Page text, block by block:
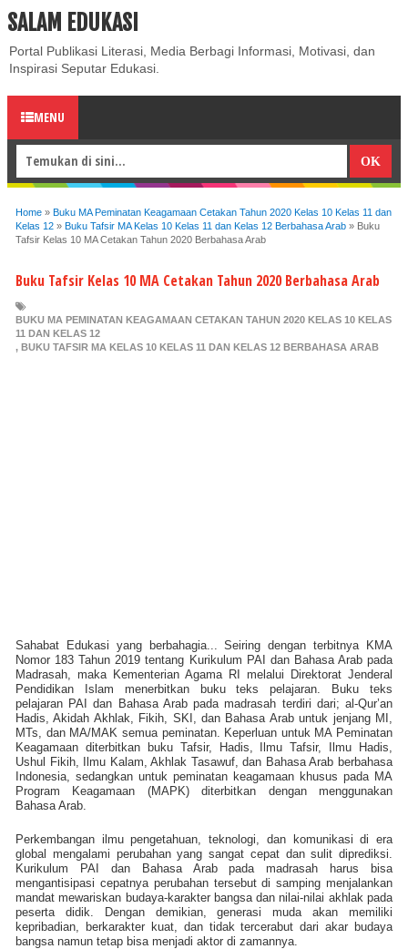
ABOUT CONTACT US
SALAM EDUKASI
Portal Publikasi Literasi, Media Berbagi Informasi, Motivasi, dan
Inspirasi Seputar Edukasi.
MENU
Home » Buku MA Peminatan Keagamaan Cetakan Tahun 2020 Kelas 10 Kelas 11 dan
Kelas 12 » Buku Tafsir MA Kelas 10 Kelas 11 dan Kelas 12 Berbahasa Arab » Buku
Tafsir Kelas 10 MA Cetakan Tahun 2020 Berbahasa Arab
Buku Tafsir Kelas 10 MA Cetakan Tahun 2020 Berbahasa Arab
BUKU MA PEMINATAN KEAGAMAAN CETAKAN TAHUN 2020 KELAS 10 KELAS
11 DAN KELAS 12
, BUKU TAFSIR MA KELAS 10 KELAS 11 DAN KELAS 12 BERBAHASA ARAB
Sahabat Edukasi yang berbahagia...
Seiring dengan terbitnya KMA
Nomor 183 Tahun 2019 tentang Kurikulum PAI dan Bahasa Arab pada
Madrasah, maka Kementerian Agama RI melalui Direktorat Jenderal
Pendidikan Islam menerbitkan buku teks pelajaran. Buku teks
pelajaran PAI dan Bahasa Arab pada madrasah terdiri dari; al-Qur’an
Hadis, Akidah Akhlak, Fikih, SKI, dan Bahasa Arab untuk jenjang MI,
MTs, dan MA/MAK semua peminatan. Keperluan untuk MA Peminatan
Keagamaan diterbitkan buku Tafsir, Hadis, Ilmu Tafsir, Ilmu Hadis,
Ushul Fikih, Ilmu Kalam, Akhlak Tasawuf, dan Bahasa Arab berbahasa
Indonesia, sedangkan untuk peminatan keagamaan khusus pada MA
Program Keagamaan (MAPK) diterbitkan dengan menggunakan
Bahasa Arab.
Perkembangan ilmu pengetahuan, teknologi, dan komunikasi di era
global mengalami perubahan yang sangat cepat dan sulit diprediksi.
Kurikulum PAI dan Bahasa Arab pada madrasah harus bisa
mengantisipasi cepatnya perubahan tersebut di samping menjalankan
mandat mewariskan budaya-karakter bangsa dan nilai-nilai akhlak pada
peserta didik. Dengan demikian, generasi muda akan memiliki
kepribadian, berkarakter kuat, dan tidak tercerabut dari akar budaya
bangsa namun tetap bisa menjadi aktor di zamannya.